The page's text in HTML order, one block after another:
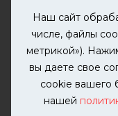
Наш сайт
числе, файлы
метрикой»).
вы даете свое
cookie вашего
нашей
2026 ©
автомобилей. Вся
Публикация
разрешения